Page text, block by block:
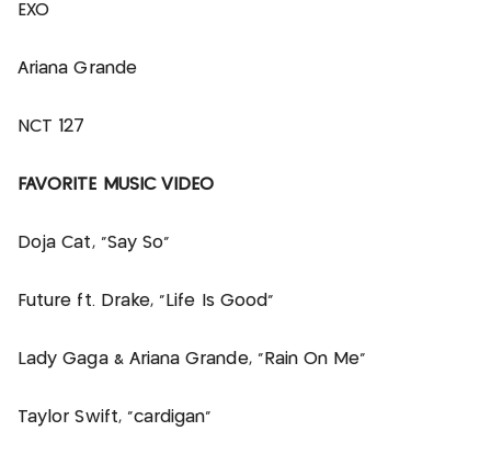
EXO
Ariana Grande
NCT 127
FAVORITE MUSIC VIDEO
Doja Cat, “Say So”
Future ft. Drake, “Life Is Good”
Lady Gaga & Ariana Grande, “Rain On Me”
Taylor Swift, “cardigan”